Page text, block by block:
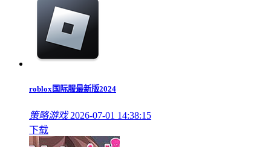
roblox国际服最新版2024
策略游戏 2026-07-01 14:38:15
下载